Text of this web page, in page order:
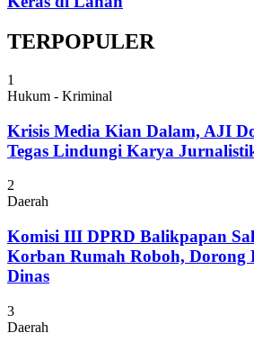
TERPOPULER
1
Hukum - Kriminal
Krisis Media Kian Dalam, AJI
Tegas Lindungi Karya
2
Daerah
Komisi III DPRD Balikpapan
Korban Rumah Roboh, Dorong
Dinas
3
Daerah